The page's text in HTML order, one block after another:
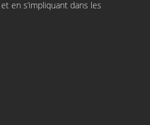
en s’impliquant dans les